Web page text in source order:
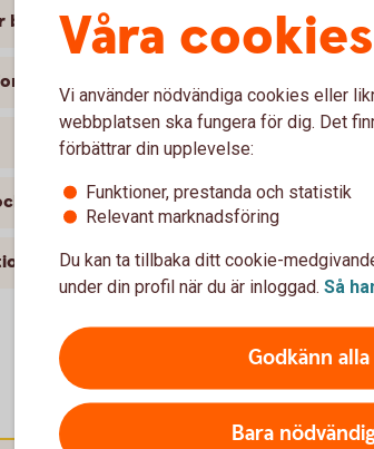
bytt namn till Aktie- och Fondkonto, vad
andra placeringar
Våra
Vi använder nödvändiga cookies eller
webbplatsen ska fungera för dig. Det
förbättrar din upplevelse:
Funktioner, prestanda och statistik
Relevant marknadsföring
Du kan ta tillbaka ditt cookie-
under din profil när du är inloggad. Så
Godkänn
Bara